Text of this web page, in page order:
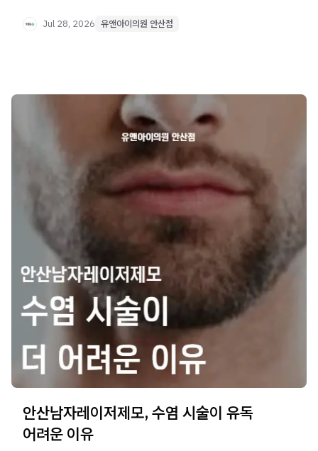
Jul 28, 2026 유앤아이의원 안산점
안산남자레이저제모, 수염 시술이 유독
어려운 이유